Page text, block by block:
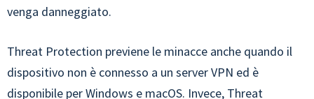
venga danneggiato.
Threat Protection previene le minacce anche quando il
dispositivo non è connesso a un server VPN ed è
disponibile per Windows e macOS. Invece, Threat